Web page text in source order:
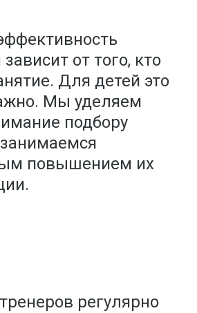
от того, кто
Для детей это
Мы уделяем
подбору
повышением их
регулярно